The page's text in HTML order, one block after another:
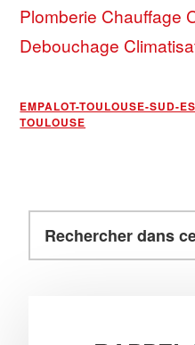
Plomberie Chauffage
Debouchage
EMPALOT-TOULOUSE-SUD-
TOULOUSE
Barre
latérale
dans